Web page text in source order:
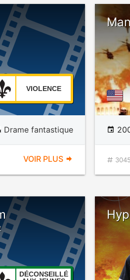
VIOLENCE
Drame fantastique
VOIR PLUS
DÉCONSEILLÉ